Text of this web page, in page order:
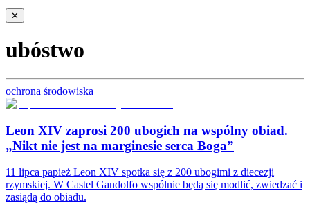
✕
ubóstwo
ochrona środowiska
Leon XIV zaprosi 200 ubogich na wspólny obiad.
„Nikt nie jest na marginesie serca Boga”
11 lipca papież Leon XIV spotka się z 200 ubogimi z diecezji
rzymskiej. W Castel Gandolfo wspólnie będą się modlić, zwiedzać i
zasiądą do obiadu.